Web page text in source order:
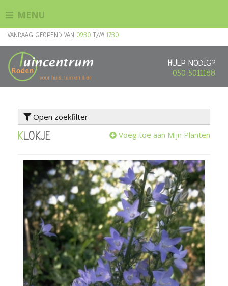
n
HULP NODIG?
050 5011188
VANDAAG GEOPEND VAN 09:30 T/M 17:30
MENU
Open zoekfilter
KLOKJE Voeg toe aan Mijn Planten